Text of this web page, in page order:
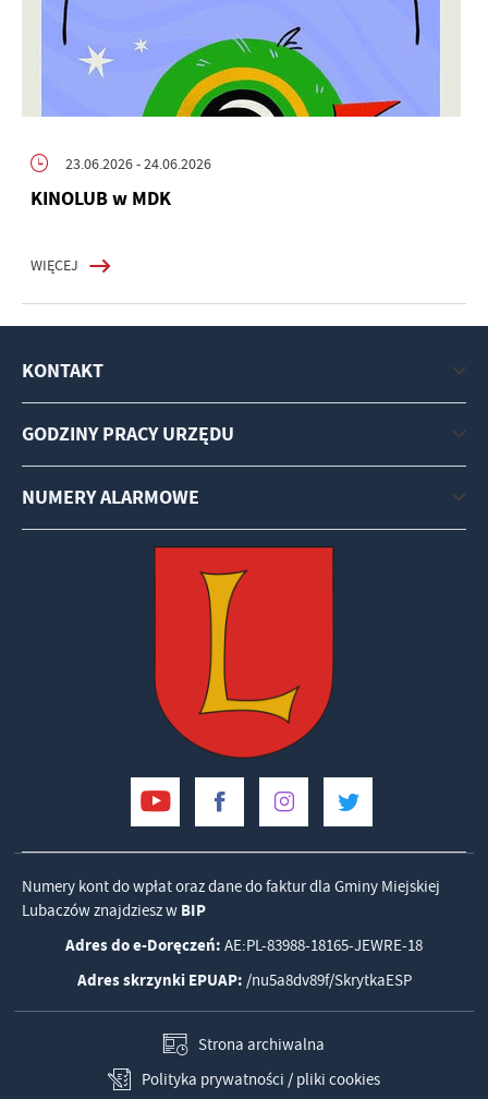
23.06.2026- 24.06.2026
KINOLUB w MDK
WIĘCEJ
KONTAKT
GODZINY PRACY URZĘDU
NUMERY ALARMOWE
Numery kont do wpłat oraz dane do faktur dla Gminy Miejskiej
Lubaczów znajdziesz w BIP
Adres do e-Doręczeń: AE:PL-83988-18165-JEWRE-18
Adres skrzynki EPUAP: /nu5a8dv89f/SkrytkaESP
Strona archiwalna
Polityka prywatności / pliki cookies